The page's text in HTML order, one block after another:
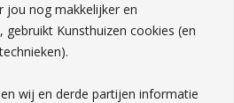
jou nog makkelijker en
Kunsthuizen cookies (en
wij en derde partijen informatie